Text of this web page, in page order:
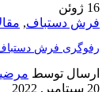
16 ژوئن
فرش دستباف,
رفو‌گری فرش
ارسال توسط
20 سپتامبر, 2022